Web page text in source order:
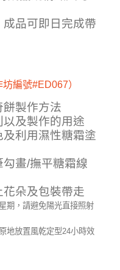
成品可即日完成帶
坊編號#ED067）
餅製作方法
以及製作的用途
及利用濕性糖霜塗
勾畫/撫平糖霜線
花朵及包裝帶走
期，請避免陽光直接照射
地放置風乾定型24小時效